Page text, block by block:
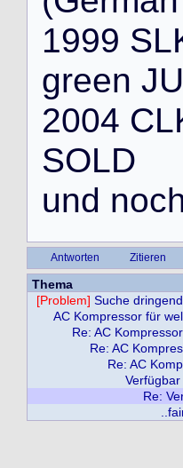
1999 SL
green JU
2004 CL
SOLD
und noc
Antworten Zitieren
Thema
[Problem] Suche
AC Kompressor für
Re: AC
Re: AC
Re: AC
Verfügbar
Re: